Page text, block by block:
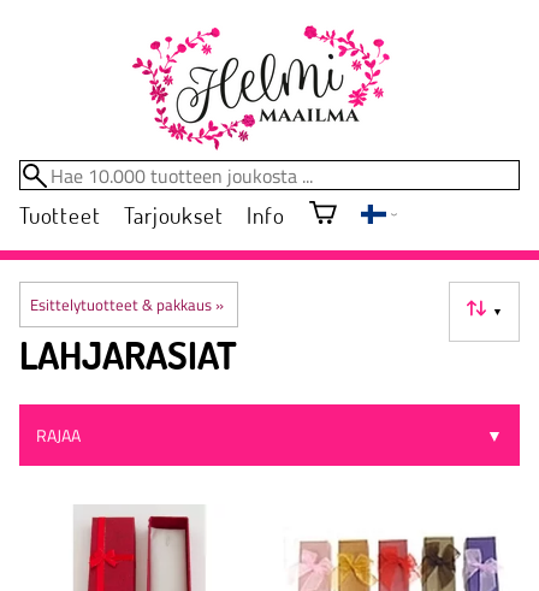
Tuotteet Tarjoukset Info
Esittelytuotteet & pakkaus‪» ▼
LAHJARASIAT
RAJAA ▼